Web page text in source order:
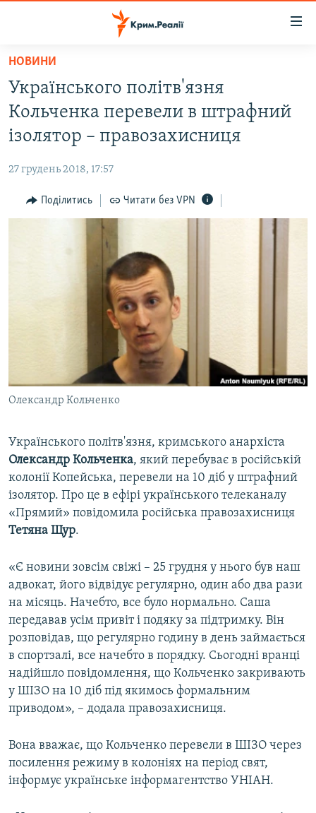
Перейти
основного
матеріалу
Перейти
до
основної
навігації
Перейти
до
ВОДА.КРИМ
БЛОГИ
ПОГЛЯД
ВІДЕОУРОКИ «ELIFBE»
УКРАЇНСЬКА ПРОБЛЕМА КРИМУ
ІНФОГРАФІКА
ЯК ОБІЙТИ БЛОКУВАННЯ
ДОЛУЧАЙСЯ!
Усі сайти RFE/RL
НОВИНИ
Українського політв'язня
Кольченка перевели в штрафний
ізолятор – правозахисниця
27 грудень 2018, 17:57
Поділитись Читати без VPN
Олександр Кольченко
Українського політв'язня, кримського анархіста
Олександр Кольченка, який перебуває в російській
колонії Копейська, перевели на 10 діб у штрафний
ізолятор. Про це в ефірі українського телеканалу
«Прямий» повідомила російська правозахисниця
Тетяна Щур.
«Є новини зовсім свіжі – 25 грудня у нього був наш
адвокат, його відвідує регулярно, один або два рази
на місяць. Начебто, все було нормально. Саша
передавав усім привіт і подяку за підтримку. Він
розповідав, що регулярно годину в день займається
в спортзалі, все начебто в порядку. Сьогодні вранці
надійшло повідомлення, що Кольченко закривають
у ШІЗО на 10 діб під якимось формальним
приводом», – додала правозахисниця.
Вона вважає, що Кольченко перевели в ШІЗО через
посилення режиму в колоніях на період свят,
інформує українське інформагентство УНІАН.